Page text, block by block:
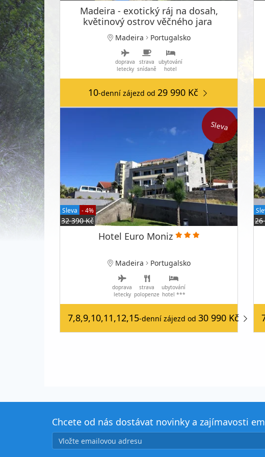
Madeira - exotický ráj na dosah,
květinový ostrov věčného jara
Madeira Portugalsko
doprava
letecky
strava
snídaně
ubytování
hotel
10-denní zájezd od29 990 Kč
Sleva
Sleva - 4%
32 390 Kč
Hotel Euro Moniz
Madeira Portugalsko
doprava
letecky
strava
polopenze
ubytování
hotel ***
7,8,9,10,11,12,15-denní zájezd od 30 990 Kč
26
Chcete od nás dostávat novinky a zajímavosti